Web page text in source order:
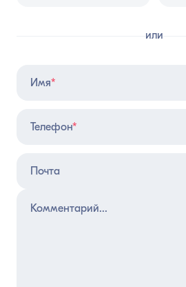
или
Имя*
Телефон*
Почта